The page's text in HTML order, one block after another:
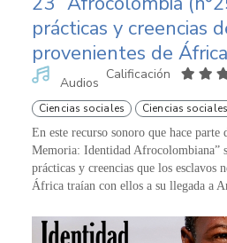
prácticas y creencias
provenientes de África
Audios
Calificación
Ciencias sociales Ciencias sociales
En este recurso sonoro que hace parte
Memoria: Identidad Afrocolombiana”
prácticas y creencias que los esclavos
África traían con ellos a su llegada a